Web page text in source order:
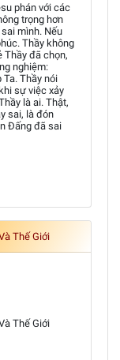
phán với các
trọng hơn
mình. Nếu
Thầy không
Thầy đã chọn,
nghiệm:
Ta. Thầy nói
sự việc xảy
là ai. Thật,
sai, là đón
Đấng đã sai
Thế Giới
Thế Giới